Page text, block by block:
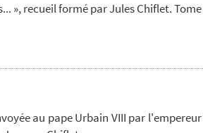
», recueil formé par Jules Chiflet. Tome
au pape Urbain VIII par l'empereur